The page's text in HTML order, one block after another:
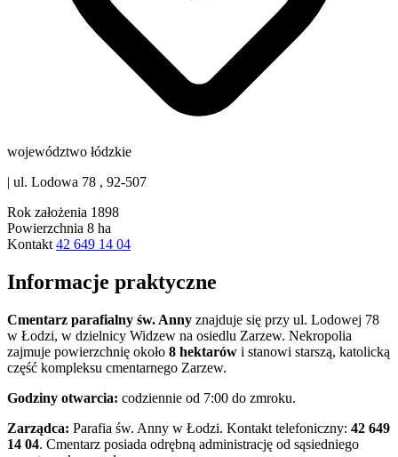
województwo łódzkie
| ul. Lodowa 78 , 92-507
Rok założenia 1898
Powierzchnia 8 ha
Kontakt 42 649 14 04
Informacje praktyczne
Cmentarz parafialny św. Anny znajduje się przy ul. Lodowej 78
w Łodzi, w dzielnicy Widzew na osiedlu Zarzew. Nekropolia
zajmuje powierzchnię około 8 hektarów i stanowi starszą, katolicką
część kompleksu cmentarnego Zarzew.
Godziny otwarcia: codziennie od 7:00 do zmroku.
Zarządca: Parafia św. Anny w Łodzi. Kontakt telefoniczny: 42 649
14 04. Cmentarz posiada odrębną administrację od sąsiedniego